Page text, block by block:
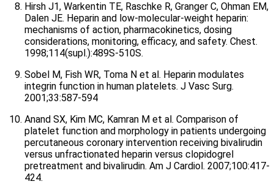
Hirsh J1, Warkentin TE, Raschke R, Granger C, Ohman EM,
Dalen JE. Heparin and low-molecular-weight heparin:
mechanisms of action, pharmacokinetics, dosing
considerations, monitoring, efficacy, and safety. Chest.
1998;114(supl.):489S-510S.
Sobel M, Fish WR, Toma N et al. Heparin modulates
integrin function in human platelets. J Vasc Surg.
2001;33:587-594
Anand SX, Kim MC, Kamran M et al. Comparison of
platelet function and morphology in patients undergoing
percutaneous coronary intervention receiving bivalirudin
versus unfractionated heparin versus clopidogrel
pretreatment and bivalirudin. Am J Cardiol. 2007;100:417-
424.